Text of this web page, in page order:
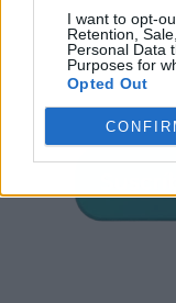
I want to opt-
Retention,
Personal Data
Purposes for
Opted Out